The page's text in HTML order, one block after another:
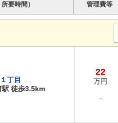
要時間）
管理費等
丁目
駅 徒歩3.5km
22
万円
-